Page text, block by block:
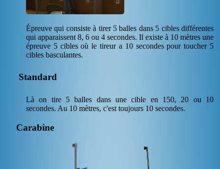
Épreuve qui consiste à tirer 5 balles dans 5 cibles différentes
qui apparaissent 8, 6 ou 4 secondes. Il existe à 10 mètres une
épreuve 5 cibles où le tireur a 10 secondes pour toucher 5
cibles basculantes.
Standard
Là on tire 5 balles dans une cible en 150, 20 ou 10
secondes. Au 10 mètres, c'est toujours 10 secondes.
Carabine